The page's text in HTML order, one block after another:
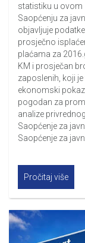
statistiku u ovom
Saopćenju za
objavljuje
prosječno
plaćama za
KM i prosječan
zaposlenih, koji je
ekonomski
pogodan za
analize
Saopćenje za
Saopćenje za
Pročitaj više